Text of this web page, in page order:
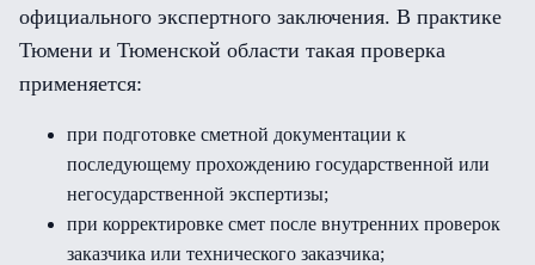
официального экспертного заключения. В практике
Тюмени и Тюменской области такая проверка
применяется:
при подготовке сметной документации к
последующему прохождению государственной или
негосударственной экспертизы;
при корректировке смет после внутренних проверок
заказчика или технического заказчика;